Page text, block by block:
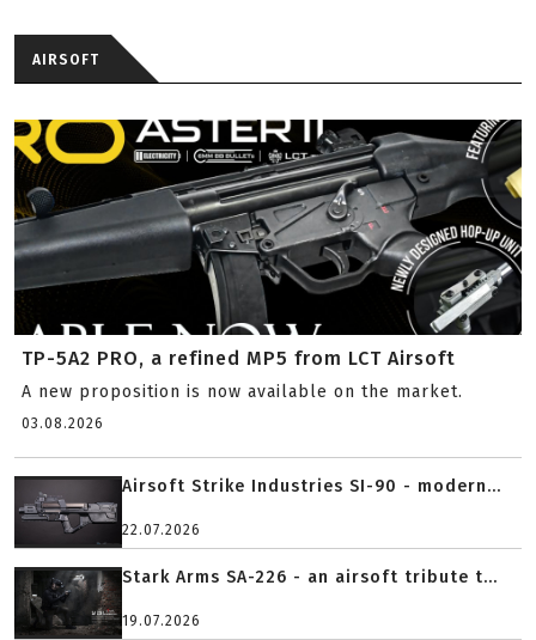
AIRSOFT
TP-5A2 PRO, a refined MP5 from LCT Airsoft
A new proposition is now available on the market.
03.08.2026
Airsoft Strike Industries SI-90 - modern...
22.07.2026
Stark Arms SA-226 - an airsoft tribute t...
19.07.2026